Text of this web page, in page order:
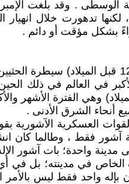
الثاني (عام 1321-1295 قبل
بشكل مؤقت أو دائم .
أنهى الآشوريون بقيادة الملك أدد
في العالم في ذلك
الآشورية الجديدة (عام
أنحاء الشرق الأدنى .
العسكرية الآشورية
آشور فقط ، وطالما كان
واحدة؛ بات آشور
في مدينته؛ ​​بل في أي
بإله واحد فقط ليس